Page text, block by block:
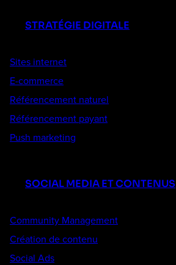
STRATÉGIE DIGITALE
Sites internet
E-commerce
Référencement naturel
Référencement payant
Push marketing
SOCIAL MEDIA ET CONTENUS
Community Management
Création de contenu
Social Ads